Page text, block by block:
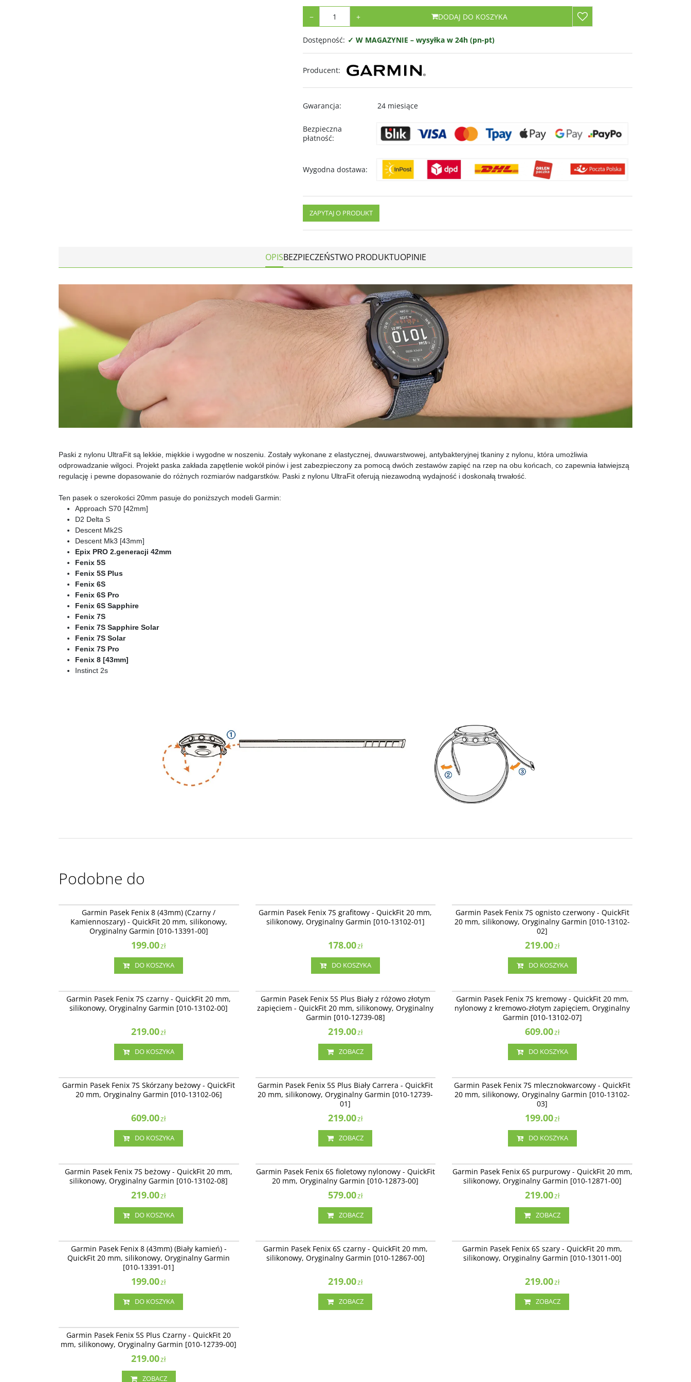
− + DODAJ DO KOSZYKA
Dostępność: ✓ W MAGAZYNIE – wysyłka w 24h (pn-pt)
Producent:
Gwarancja: 24 miesiące
Bezpieczna
płatność:
Wygodna dostawa:
ZAPYTAJ O PRODUKT
OPISBEZPIECZEŃSTWO PRODUKTUOPINIE
Paski z nylonu UltraFit są lekkie, miękkie i wygodne w noszeniu. Zostały wykonane z elastycznej, dwuwarstwowej, antybakteryjnej tkaniny z nylonu, która umożliwia
odprowadzanie wilgoci. Projekt paska zakłada zapętlenie wokół pinów i jest zabezpieczony za pomocą dwóch zestawów zapięć na rzep na obu końcach, co zapewnia łatwiejszą
regulację i pewne dopasowanie do różnych rozmiarów nadgarstków. Paski z nylonu UltraFit oferują niezawodną wydajność i doskonałą trwałość.
Ten pasek o szerokości 20mm pasuje do poniższych modeli Garmin:
Approach S70 [42mm]
D2 Delta S
Descent Mk2S
Descent Mk3 [43mm]
Epix PRO 2.generacji 42mm
Fenix 5S
Fenix 5S Plus
Fenix 6S
Fenix 6S Pro
Fenix 6S Sapphire
Fenix 7S
Fenix 7S Sapphire Solar
Fenix 7S Solar
Fenix 7S Pro
Fenix 8 [43mm]
Instinct 2s
Podobne do
Garmin Pasek Fenix 8 (43mm) (Czarny /
Kamiennoszary) - QuickFit 20 mm, silikonowy,
Oryginalny Garmin [010-13391-00]
199.00zł
DO KOSZYKA
Garmin Pasek Fenix 7S grafitowy - QuickFit 20 mm,
silikonowy, Oryginalny Garmin [010-13102-01]
178.00zł
DO KOSZYKA
Garmin Pasek Fenix 7S ognisto czerwony - QuickFit
20 mm, silikonowy, Oryginalny Garmin [010-13102-
02]
219.00zł
DO KOSZYKA
Garmin Pasek Fenix 7S czarny - QuickFit 20 mm,
silikonowy, Oryginalny Garmin [010-13102-00]
219.00zł
DO KOSZYKA
Garmin Pasek Fenix 5S Plus Biały z różowo złotym
zapięciem - QuickFit 20 mm, silikonowy, Oryginalny
Garmin [010-12739-08]
219.00zł
ZOBACZ
Garmin Pasek Fenix 7S kremowy - QuickFit 20 mm,
nylonowy z kremowo-złotym zapięciem, Oryginalny
Garmin [010-13102-07]
609.00zł
DO KOSZYKA
Garmin Pasek Fenix 7S Skórzany beżowy - QuickFit
20 mm, Oryginalny Garmin [010-13102-06]
609.00zł
DO KOSZYKA
Garmin Pasek Fenix 5S Plus Biały Carrera - QuickFit
20 mm, silikonowy, Oryginalny Garmin [010-12739-
01]
219.00zł
ZOBACZ
Garmin Pasek Fenix 7S mlecznokwarcowy - QuickFit
20 mm, silikonowy, Oryginalny Garmin [010-13102-
03]
199.00zł
DO KOSZYKA
Garmin Pasek Fenix 7S beżowy - QuickFit 20 mm,
silikonowy, Oryginalny Garmin [010-13102-08]
219.00zł
DO KOSZYKA
Garmin Pasek Fenix 6S fioletowy nylonowy - QuickFit
20 mm, Oryginalny Garmin [010-12873-00]
579.00zł
ZOBACZ
Garmin Pasek Fenix 6S purpurowy - QuickFit 20 mm,
silikonowy, Oryginalny Garmin [010-12871-00]
219.00zł
ZOBACZ
Garmin Pasek Fenix 8 (43mm) (Biały kamień) -
QuickFit 20 mm, silikonowy, Oryginalny Garmin
[010-13391-01]
199.00zł
DO KOSZYKA
Garmin Pasek Fenix 6S czarny - QuickFit 20 mm,
silikonowy, Oryginalny Garmin [010-12867-00]
219.00zł
ZOBACZ
Garmin Pasek Fenix 6S szary - QuickFit 20 mm,
silikonowy, Oryginalny Garmin [010-13011-00]
219.00zł
ZOBACZ
Garmin Pasek Fenix 5S Plus Czarny - QuickFit 20
mm, silikonowy, Oryginalny Garmin [010-12739-00]
219.00zł
ZOBACZ